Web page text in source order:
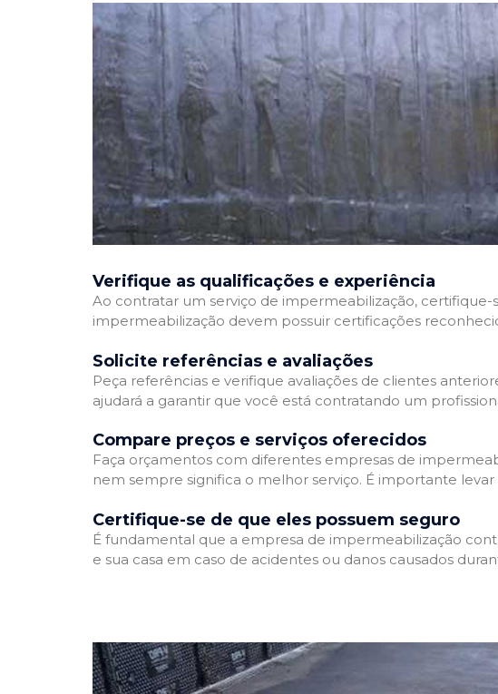
Verifique as qualificações e experiência
Ao contratar um serviço de impermeabilização, certifique-
impermeabilização devem possuir certificações
Solicite referências e avaliações
Peça referências e verifique avaliações de clientes
ajudará a garantir que você está contratando um
Compare preços e serviços oferecidos
Faça orçamentos com diferentes empresas de
nem sempre significa o melhor serviço. É importante
Certifique-se de que eles possuem seguro
É fundamental que a empresa de impermeabilização
e sua casa em caso de acidentes ou danos causados